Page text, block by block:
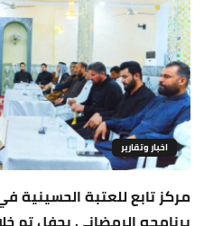
اخبار وتقارير
مركز تابع للعتبة الحسينية